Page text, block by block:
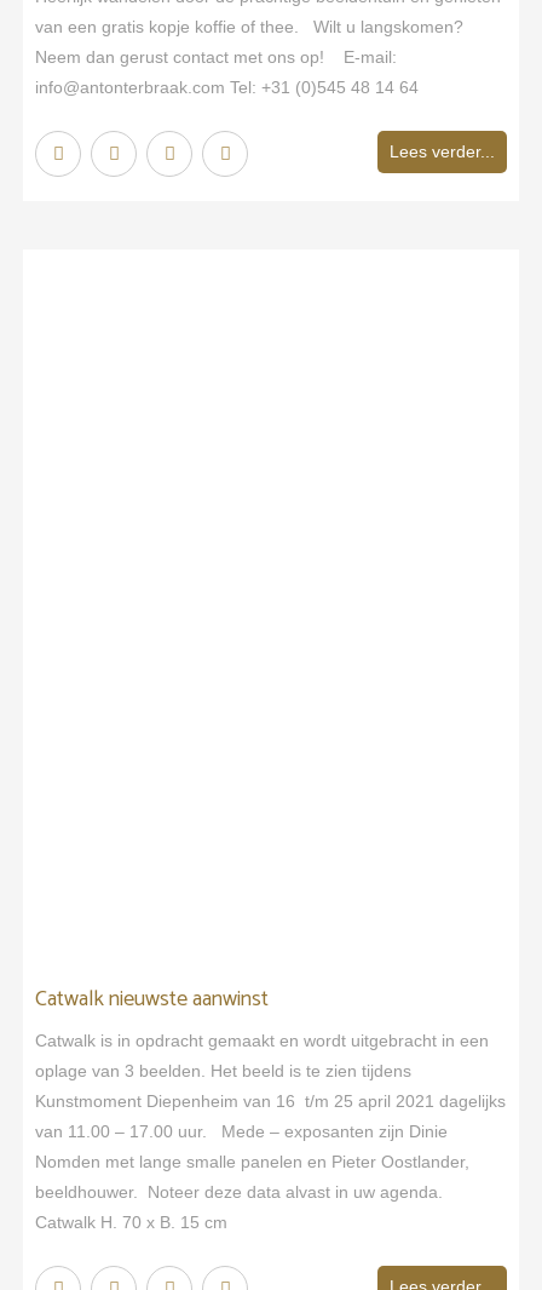
van een gratis kopje koffie of thee. Wilt u langskomen?
Neem dan gerust contact met ons op! E-mail:
info@antonterbraak.com Tel: +31 (0)545 48 14 64
Lees verder...
Catwalk nieuwste aanwinst
Catwalk is in opdracht gemaakt en wordt uitgebracht in een
oplage van 3 beelden. Het beeld is te zien tijdens
Kunstmoment Diepenheim van 16 t/m 25 april 2021 dagelijks
van 11.00 – 17.00 uur. Mede – exposanten zijn Dinie
Nomden met lange smalle panelen en Pieter Oostlander,
beeldhouwer. Noteer deze data alvast in uw agenda.
Catwalk H. 70 x B. 15 cm
Lees verder...